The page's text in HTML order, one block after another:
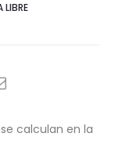
LIBRE
calculan en la